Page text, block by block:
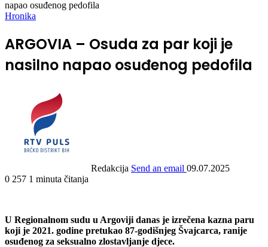
napao osuđenog pedofila
Hronika
ARGOVIA – Osuda za par koji je
nasilno napao osuđenog pedofila
Redakcija Send an email 09.07.2025
0 257 1 minuta čitanja
U Regionalnom sudu u Argoviji danas je izrečena kazna paru
koji je 2021. godine pretukao 87-godišnjeg Švajcarca, ranije
osuđenog za seksualno zlostavljanje djece.